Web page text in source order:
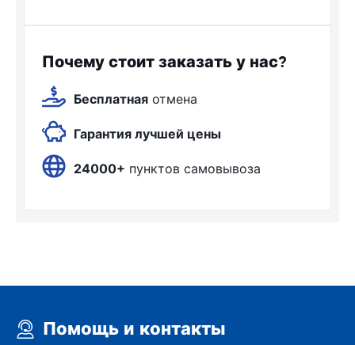
Почему стоит заказать у нас?
Бесплатная отмена
Гарантия лучшей цены
24000+ пунктов самовывоза
Помощь и контакты